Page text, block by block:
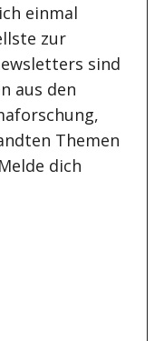
einmal
zur
sind
aus den
Themen
dich